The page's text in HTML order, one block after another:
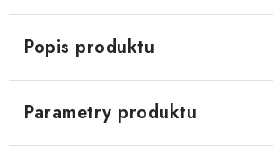
Popis produktu
Parametry produktu